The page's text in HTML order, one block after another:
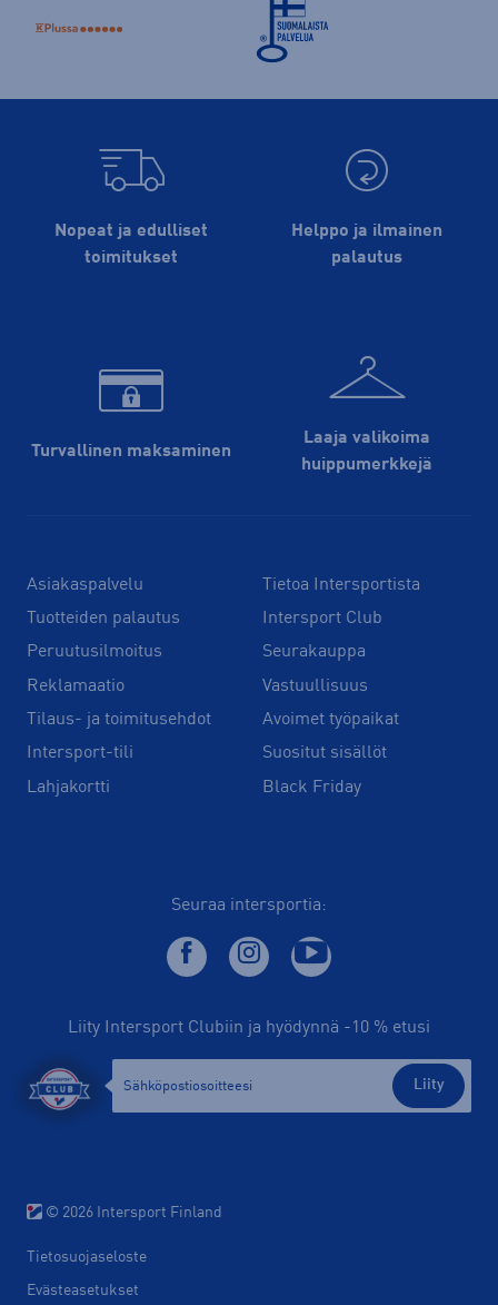
Nopeat ja edulliset
toimitukset
Helppo ja ilmainen
palautus
Turvallinen maksaminen
Laaja valikoima
huippu­merkkejä
Asiakaspalvelu
Tuotteiden palautus
Peruutusilmoitus
Reklamaatio
Tilaus- ja toimitusehdot
Intersport-tili
Lahjakortti
Tietoa Intersportista
Intersport Club
Seurakauppa
Vastuullisuus
Avoimet työpaikat
Suositut sisällöt
Black Friday
Seuraa intersportia:
Liity Intersport Clubiin ja hyödynnä -10 % etusi
Liity
© 2026 Intersport Finland
Tietosuojaseloste
Evästeasetukset